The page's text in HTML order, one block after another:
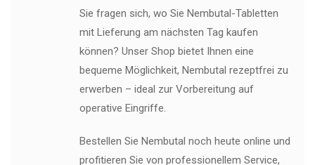
Sie fragen sich, wo Sie Nembutal-Tabletten
mit Lieferung am nächsten Tag kaufen
können? Unser Shop bietet Ihnen eine
bequeme Möglichkeit, Nembutal rezeptfrei zu
erwerben – ideal zur Vorbereitung auf
operative Eingriffe.
Bestellen Sie Nembutal noch heute online und
profitieren Sie von professionellem Service,